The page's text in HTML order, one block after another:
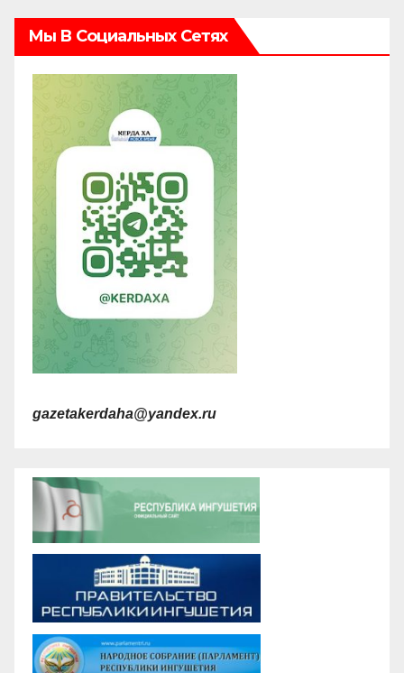
Мы В Социальных Сетях
gazetakerdaha@yandex.ru